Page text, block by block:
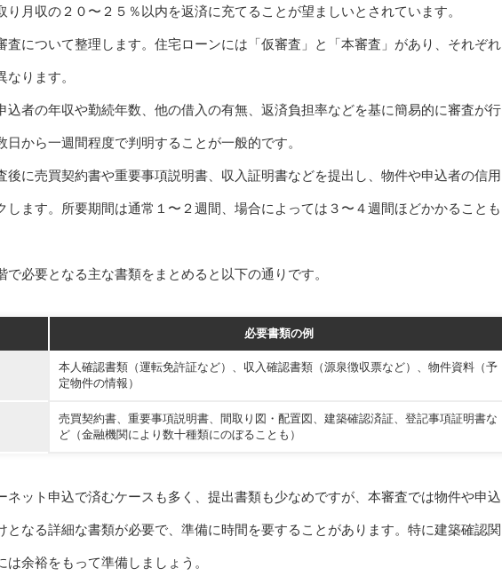
り月収の２０〜２５％以内を返済に充てることが望ましいとされています。
査について整理します。住宅ローンには「仮審査」と「本審査」があり、それぞれ
なります。
込者の年収や勤続年数、他の借入の有無、返済負担率などを基に簡易的に審査が行
日から一週間程度で判明することが一般的です。
後に売買契約書や重要事項説明書、収入証明書などを提出し、物件や申込者の信用
します。所要期間は通常１〜２週間、場合によっては３〜４週間ほどかかることも
で必要となる主な書類をまとめると以下の通りです。
必要書類の例
本人確認書類（運転免許証など）、収入確認書類（源泉徴収票など）、物件資料（予
定物件の情報）
売買契約書、重要事項説明書、間取り図・配置図、建築確認済証、登記事項証明書な
ど（金融機関により数十種類にのぼることも）
ネット申込で済むケースも多く、提出書類も少なめですが、本審査では物件や申込
となる詳細な書類が必要で、準備に時間を要することがあります。特に建築確認関
は余裕をもって準備しましょう。